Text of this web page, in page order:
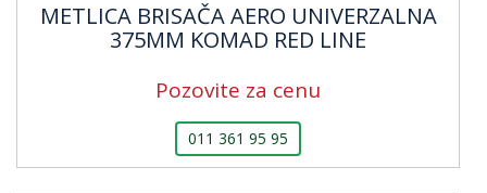
METLICA BRISAČA AERO UNIVERZALNA
375MM KOMAD RED LINE
Pozovite za cenu
011 361 95 95